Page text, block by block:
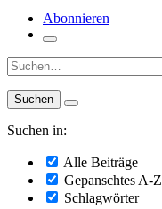
Abonnieren
Suche:
Suchen in:
Alle Beiträge
Gepanschtes A-Z
Schlagwörter